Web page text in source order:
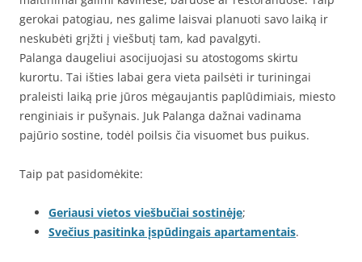
gerokai patogiau, nes galime laisvai planuoti savo laiką ir
neskubėti grįžti į viešbutį tam, kad pavalgyti.
Palanga daugeliui asocijuojasi su atostogoms skirtu
kurortu. Tai išties labai gera vieta pailsėti ir turiningai
praleisti laiką prie jūros mėgaujantis paplūdimiais, miesto
renginiais ir pušynais. Juk Palanga dažnai vadinama
pajūrio sostine, todėl poilsis čia visuomet bus puikus.
Taip pat pasidomėkite:
Geriausi vietos viešbučiai sostinėje;
Svečius pasitinka įspūdingais apartamentais.